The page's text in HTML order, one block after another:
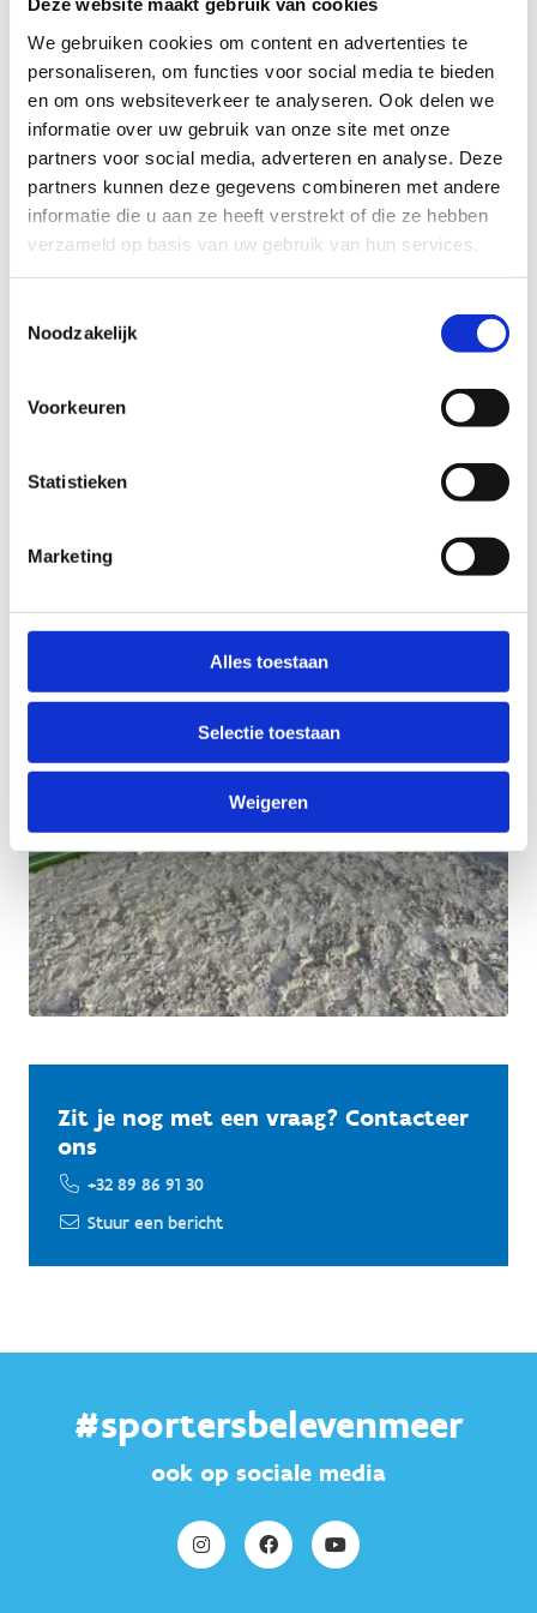
We gebruiken cookies om content en advertenties te
personaliseren, om functies voor social media te bieden
en om ons websiteverkeer te analyseren. Ook delen we
informatie over uw gebruik van onze site met onze
partners voor social media, adverteren en analyse. Deze
partners kunnen deze gegevens combineren met andere
informatie die u aan ze heeft verstrekt of die ze hebben
verzameld op basis van uw gebruik van hun services.
Noodzakelijk
Voorkeuren
Statistieken
Marketing
Alles toestaan
Selectie toestaan
Weigeren
en het stapsgewijs opbouwen van oefeningen
Zijn aanpak is erop gericht om ruiter en paard
optimaal te laten samenwerken, met duurzame
vooruitgang als resultaat.
Als trainer begeleidde hij doorheen de jaren tal van
topruiters, waaronder Olympisch kampioen
Rodrigo Pessoa, Europees kampioen Kevin Staut,
wereldkampioen Dermott Lennon en voormalig
nummer één van de wereld Harrie Smolders. Ook
vandaag zit Jos nog bijna dagelijks met veel plezier
Zit je nog met een vraag? Contacteer
ons
+32 89 86 91 30
Stuur een bericht
#sportersbelevenmeer
ook op sociale media